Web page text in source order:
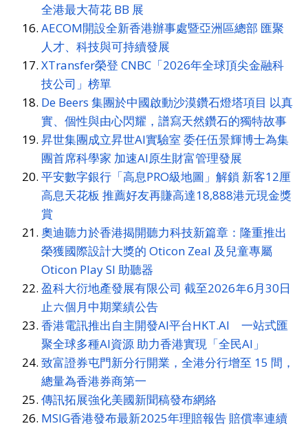
全港最大荷花 BB 展
AECOM開設全新香港辦事處暨亞洲區總部 匯聚
人才、科技與可持續發展
XTransfer榮登 CNBC「2026年全球頂尖金融科
技公司」榜單
De Beers 集團於中國啟動沙漠鑽石燈塔項目 以真
實、個性與由心閃耀，譜寫天然鑽石的獨特故事
昇世集團成立昇世AI實驗室 委任伍景輝博士為集
團首席科學家 加速AI原生財富管理發展
平安數字銀行「高息PRO級地圖」解鎖 新客12厘
高息天花板 推薦好友再賺高達18,888港元現金獎
賞
奧迪聽力於香港揭開聽力科技新篇章：隆重推出
榮獲國際設計大獎的 Oticon Zeal 及兒童專屬
Oticon Play SI 助聽器
盈科大衍地產發展有限公司 截至2026年6月30日
止六個月中期業績公告
香港電訊推出自主開發AI平台HKT.AI 一站式匯
聚全球多種AI資源 助力香港實現「全民AI」
致富證券屯門新分行開業，全港分行增至 15 間，
總量為香港券商第一
傳訊拓展強化美國新聞稿發布網絡
MSIG香港發布最新2025年理賠報告 賠償率連續